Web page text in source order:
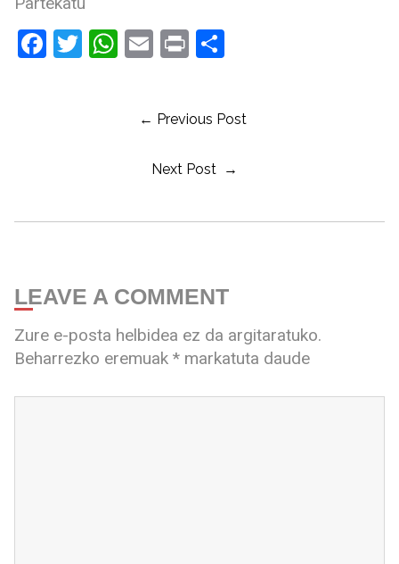
Facebook
Twitter
WhatsApp
Email
PrintShare
← Previous Post
Next Post →
LEAVE A COMMENT
Zure e-posta helbidea ez da argitaratuko.
Beharrezko eremuak *markatuta daude